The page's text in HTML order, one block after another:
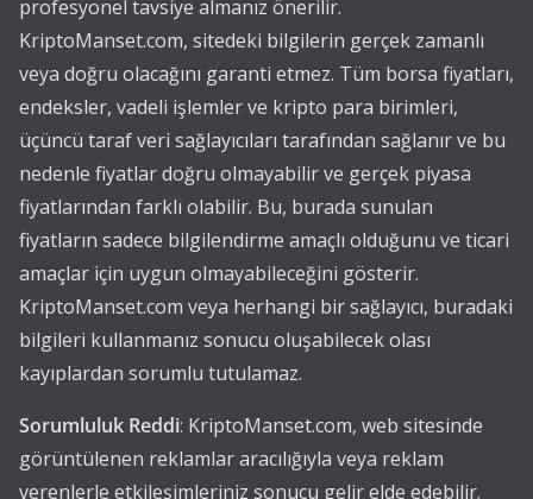
profesyonel tavsiye almanız önerilir.
KriptoManset.com, sitedeki bilgilerin gerçek zamanlı
veya doğru olacağını garanti etmez. Tüm borsa fiyatları,
endeksler, vadeli işlemler ve kripto para birimleri,
üçüncü taraf veri sağlayıcıları tarafından sağlanır ve bu
nedenle fiyatlar doğru olmayabilir ve gerçek piyasa
fiyatlarından farklı olabilir. Bu, burada sunulan
fiyatların sadece bilgilendirme amaçlı olduğunu ve ticari
amaçlar için uygun olmayabileceğini gösterir.
KriptoManset.com veya herhangi bir sağlayıcı, buradaki
bilgileri kullanmanız sonucu oluşabilecek olası
kayıplardan sorumlu tutulamaz.
Sorumluluk Reddi: KriptoManset.com, web sitesinde
görüntülenen reklamlar aracılığıyla veya reklam
verenlerle etkileşimleriniz sonucu gelir elde edebilir.